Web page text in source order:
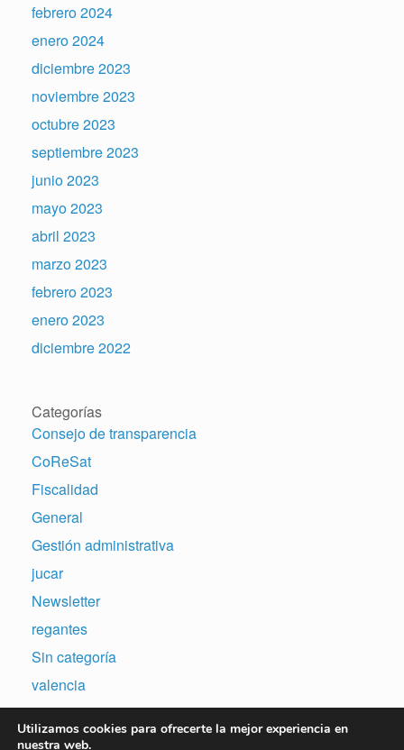
febrero 2024
enero 2024
diciembre 2023
noviembre 2023
octubre 2023
septiembre 2023
junio 2023
mayo 2023
abril 2023
marzo 2023
febrero 2023
enero 2023
diciembre 2022
Categorías
Consejo de transparencia
CoReSat
Fiscalidad
General
Gestión administrativa
jucar
Newsletter
regantes
Sin categoría
valencia
Utilizamos cookies para ofrecerte la mejor experiencia en
nuestra web.